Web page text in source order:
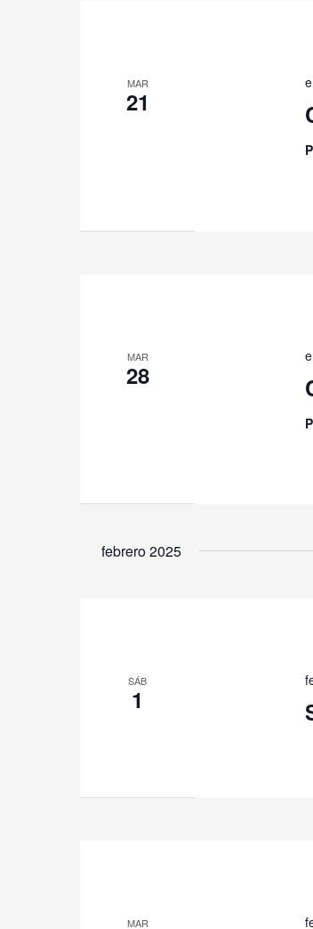
MAR
21
MAR
28
febrero 2025
SÁB
1
MAR